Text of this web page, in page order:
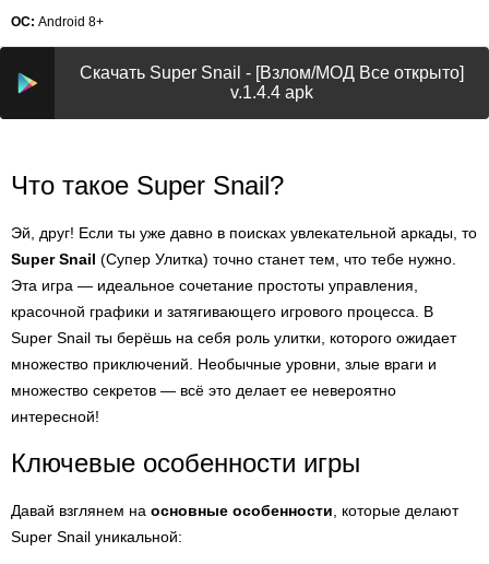
ОС: Android 8+
Скачать Super Snail - [Взлом/МОД Все открыто]
v.1.4.4 apk
Что такое Super Snail?
Эй, друг! Если ты уже давно в поисках увлекательной аркады, то
Super Snail (Супер Улитка) точно станет тем, что тебе нужно.
Эта игра — идеальное сочетание простоты управления,
красочной графики и затягивающего игрового процесса. В
Super Snail ты берёшь на себя роль улитки, которого ожидает
множество приключений. Необычные уровни, злые враги и
множество секретов — всё это делает ее невероятно
интересной!
Ключевые особенности игры
Давай взглянем на основные особенности , которые делают
Super Snail уникальной: